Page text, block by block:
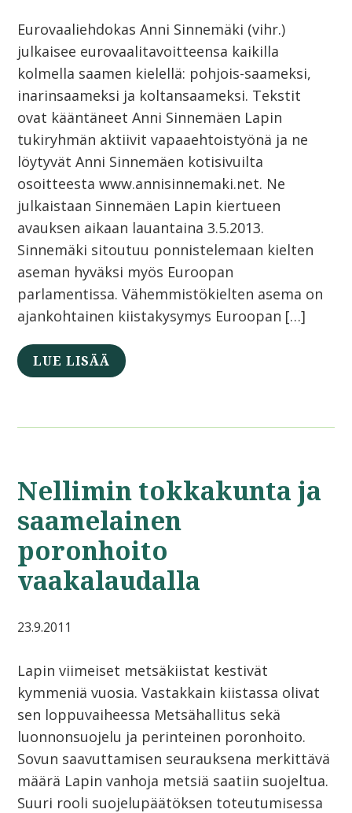
Eurovaaliehdokas Anni Sinnemäki (vihr.)
julkaisee eurovaalitavoitteensa kaikilla
kolmella saamen kielellä: pohjois-saameksi,
inarinsaameksi ja koltansaameksi. Tekstit
ovat kääntäneet Anni Sinnemäen Lapin
tukiryhmän aktiivit vapaaehtoistyönä ja ne
löytyvät Anni Sinnemäen kotisivuilta
osoitteesta www.annisinnemaki.net. Ne
julkaistaan Sinnemäen Lapin kiertueen
avauksen aikaan lauantaina 3.5.2013.
Sinnemäki sitoutuu ponnistelemaan kielten
aseman hyväksi myös Euroopan
parlamentissa. Vähemmistökielten asema on
ajankohtainen kiistakysymys Euroopan […]
LUE LISÄÄ
Nellimin tokkakunta ja
saamelainen
poronhoito
vaakalaudalla
23.9.2011
Lapin viimeiset metsäkiistat kestivät
kymmeniä vuosia. Vastakkain kiistassa olivat
sen loppuvaiheessa Metsähallitus sekä
luonnonsuojelu ja perinteinen poronhoito.
Sovun saavuttamisen seurauksena merkittävä
määrä Lapin vanhoja metsiä saatiin suojeltua.
Suuri rooli suojelupäätöksen toteutumisessa